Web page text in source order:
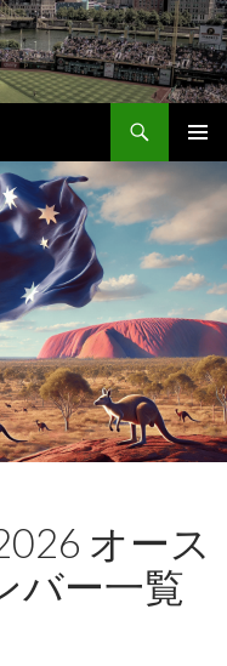
メインメ
ニュー
オース
バー一覧